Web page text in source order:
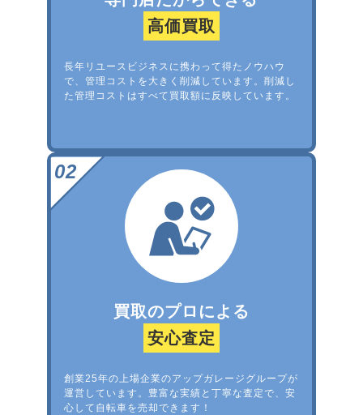
高価買取
長年リユースビジネスに携わって得たノウハウ
で、管理コストを大きく削減しています。削減し
た管理コストはすべて買取額に反映しています。
買取のプロによる
安心査定
創業25年の上場企業のアップガレージグループが
運営しています。豊富な実績と丁寧な査定で、安
心して自転車を売却できます！